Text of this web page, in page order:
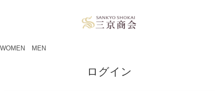
WOMEN MEN
ログイン